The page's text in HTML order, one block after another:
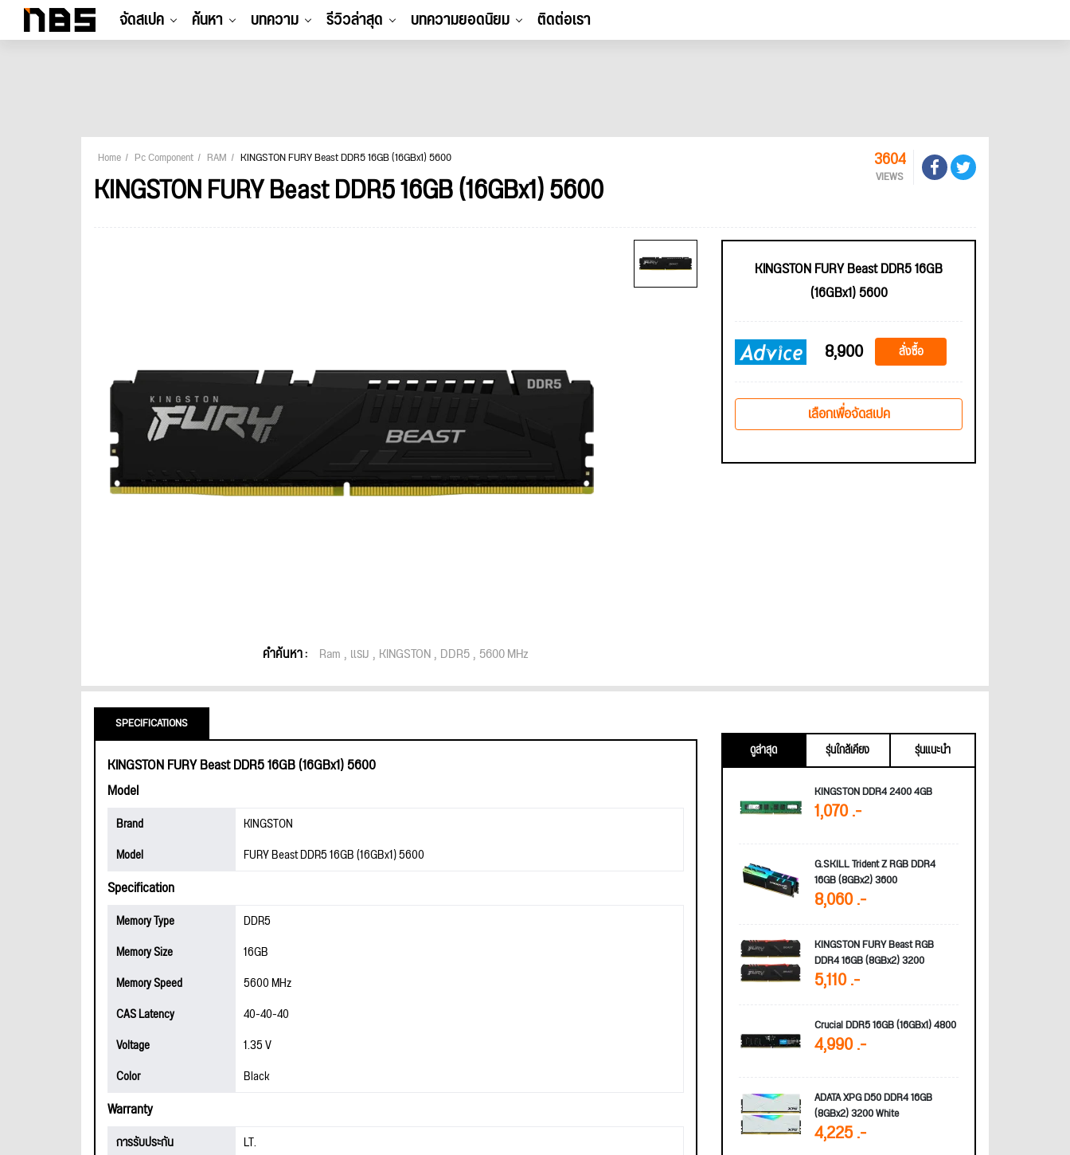
จัดสเปค ค้นหา บทความ รีวิวล่าสุด บทความยอดนิยม ติดต่อเรา
Home Pc Component RAM KINGSTON FURY Beast DDR5 16GB (16GBx1) 5600
KINGSTON FURY Beast DDR5 16GB (16GBx1) 5600
3604
VIEWS
คำค้นหา : Ram แรม KINGSTON DDR5 5600 MHz
KINGSTON FURY Beast DDR5 16GB
(16GBx1) 5600
8,900 สั่งซื้อ
เลือกเพื่อจัดสเปค
SPECIFICATIONS
KINGSTON FURY Beast DDR5 16GB (16GBx1) 5600
Model
Brand
KINGSTON
Model
FURY Beast DDR5 16GB (16GBx1) 5600
Specification
Memory Type
DDR5
Memory Size
16GB
Memory Speed
5600 MHz
CAS Latency
40-40-40
Voltage
1.35 V
Color
Black
Warranty
การรับประกัน LT.
ดูล่าสุด รุ่นใกล้เคียง
รุ่นแนะนำ
KINGSTON DDR4 2400 4GB
1,070 .-
G.SKILL Trident Z RGB DDR4
16GB (8GBx2) 3600
8,060 .-
KINGSTON FURY Beast RGB
DDR4 16GB (8GBx2) 3200
5,110 .-
Crucial DDR5 16GB (16GBx1) 4800
4,990 .-
ADATA XPG D50 DDR4 16GB
(8GBx2) 3200 White
4,225 .-